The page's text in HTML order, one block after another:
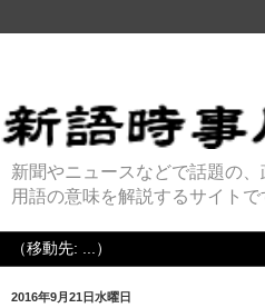
新聞やニュースなどで話題の
用語の意味を解説するサイトで
2016年9月21日水曜日